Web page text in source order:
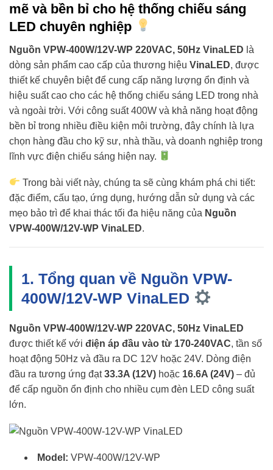
mẽ và bền bỉ cho hệ thống chiếu sáng
LED chuyên nghiệp
Nguồn VPW-400W/12V-WP 220VAC, 50Hz VinaLED là
dòng sản phẩm cao cấp của thương hiệu VinaLED, được
thiết kế chuyên biệt để cung cấp năng lượng ổn định và
hiệu suất cao cho các hệ thống chiếu sáng LED trong nhà
và ngoài trời. Với công suất 400W và khả năng hoạt động
bền bỉ trong nhiều điều kiện môi trường, đây chính là lựa
chọn hàng đầu cho kỹ sư, nhà thầu, và doanh nghiệp trong
lĩnh vực điện chiếu sáng hiện nay.
Trong bài viết này, chúng ta sẽ cùng khám phá chi tiết:
đặc điểm, cấu tạo, ứng dụng, hướng dẫn sử dụng và các
mẹo bảo trì để khai thác tối đa hiệu năng của Nguồn
VPW-400W/12V-WP VinaLED.
1. Tổng quan về Nguồn VPW-
400W/12V-WP VinaLED
Nguồn VPW-400W/12V-WP 220VAC, 50Hz VinaLED
được thiết kế với điện áp đầu vào từ 170-240VAC, tần số
hoạt động 50Hz và đầu ra DC 12V hoặc 24V. Dòng điện
đầu ra tương ứng đạt33.3A (12V) hoặc 16.6A (24V) – đủ
để cấp nguồn ổn định cho nhiều cụm đèn LED công suất
lớn.
Model: VPW-400W/12V-WP